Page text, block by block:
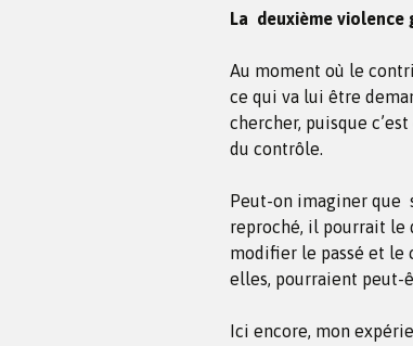
La deuxième violence
Au moment où le
ce qui va lui être
chercher, puisque
du contrôle.
Peut-on imaginer que
reproché, il pourrait le
modifier le passé et le
elles, pourraient peut-
Ici encore, mon